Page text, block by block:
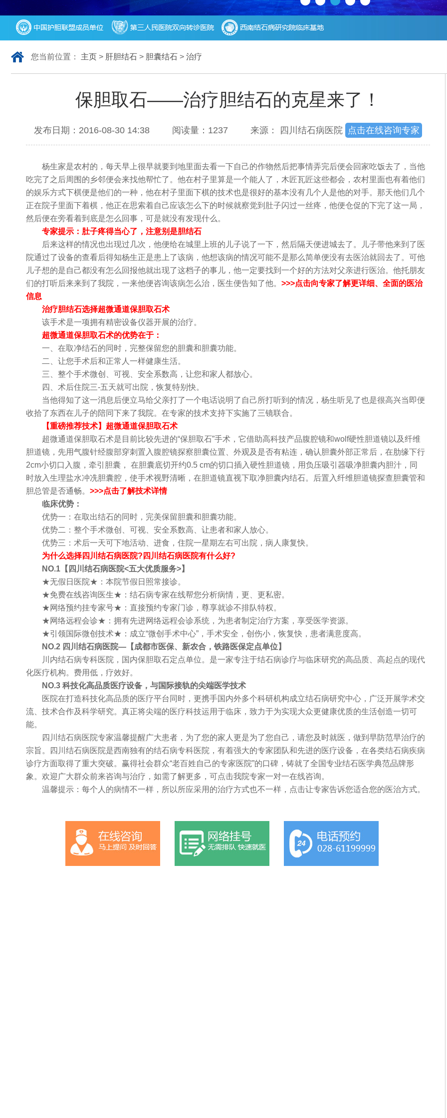
您当前位置： 主页 > 肝胆结石 > 胆囊结石 > 治疗
保胆取石——治疗胆结石的克星来了！
发布日期：2016-08-30 14:38 阅读量：1237 来源： 四川结石病医院 点击在线咨询专家
杨生家是农村的，每天早上很早就要到地里面去看一下自己的作物然后把事情弄完后便会回家吃饭去了，当他
吃完了之后周围的乡邻便会来找他帮忙了。他在村子里算是一个能人了，木匠瓦匠这些都会，农村里面也有着他们
的娱乐方式下棋便是他们的一种，他在村子里面下棋的技术也是很好的基本没有几个人是他的对手。那天他们几个
正在院子里面下着棋，他正在思索着自己应该怎么下的时候就察觉到肚子闪过一丝疼，他便仓促的下完了这一局，
然后便在旁看着到底是怎么回事，可是就没有发现什么。
专家提示：肚子疼得当心了，注意别是胆结石
后来这样的情况也出现过几次，他便给在城里上班的儿子说了一下，然后隔天便进城去了。儿子带他来到了医
院通过了设备的查看后得知杨生正是患上了该病，他想该病的情况可能不是那么简单便没有去医治就回去了。可他
儿子想的是自己都没有怎么回报他就出现了这档子的事儿，他一定要找到一个好的方法对父亲进行医治。他托朋友
们的打听后来来到了我院，一来他便咨询该病怎么治，医生便告知了他。 >>>点击向专家了解更详细、全面的医治
信息
治疗胆结石选择超微通道保胆取石术
该手术是一项拥有精密设备仪器开展的治疗。
超微通道保胆取石术的优势在于：
一、在取净结石的同时，完整保留您的胆囊和胆囊功能。
二、让您手术后和正常人一样健康生活。
三、整个手术微创、可视、安全系数高，让您和家人都放心。
四、术后住院三-五天就可出院，恢复特别快。
当他得知了这一消息后便立马给父亲打了一个电话说明了自己所打听到的情况，杨生听见了也是很高兴当即便
收拾了东西在儿子的陪同下来了我院。在专家的技术支持下实施了三镜联合。
【重磅推荐技术】超微通道保胆取石术
超微通道保胆取石术是目前比较先进的“保胆取石”手术，它借助高科技产品腹腔镜和wolf硬性胆道镜以及纤维
胆道镜，先用气腹针经腹部穿刺置入腹腔镜探察胆囊位置、外观及是否有粘连，确认胆囊外部正常后，在肋缘下行
2cm小切口入腹，牵引胆囊， 在胆囊底切开约0.5 cm的切口插入硬性胆道镜，用负压吸引器吸净胆囊内胆汁，同
时放入生理盐水冲冼胆囊腔，使手术视野清晰，在胆道镜直视下取净胆囊内结石。后置入纤维胆道镜探查胆囊管和
胆总管是否通畅。 >>>点击了解技术详情
临床优势：
优势一：在取出结石的同时，完美保留胆囊和胆囊功能。
优势二：整个手术微创、可视、安全系数高、让患者和家人放心。
优势三：术后一天可下地活动、进食，住院一星期左右可出院，病人康复快。
为什么选择四川结石病医院?四川结石病医院有什么好?
NO.1【四川结石病医院<五大优质服务>】
★无假日医院★：本院节假日照常接诊。
★免费在线咨询医生★：结石病专家在线帮您分析病情，更、更私密。
★网络预约挂专家号★：直接预约专家门诊，尊享就诊不排队特权。
★网络远程会诊★：拥有先进网络远程会诊系统，为患者制定治疗方案，享受医学资源。
★引领国际微创技术★：成立“微创手术中心”，手术安全，创伤小，恢复快，患者满意度高。
NO.2 四川结石病医院—【成都市医保、新农合，铁路医保定点单位】
川内结石病专科医院，国内保胆取石定点单位。是一家专注于结石病诊疗与临床研究的高品质、高起点的现代
化医疗机构。费用低，疗效好。
NO.3 科技化高品质医疗设备，与国际接轨的尖端医学技术
医院在打造科技化高品质的医疗平台同时，更携手国内外多个科研机构成立结石病研究中心，广泛开展学术交
流、技术合作及科学研究。真正将尖端的医疗科技运用于临床，致力于为实现大众更健康优质的生活创造一切可
能。
四川结石病医院专家温馨提醒广大患者，为了您的家人更是为了您自己，请您及时就医，做到早防范早治疗的
宗旨。四川结石病医院是西南独有的结石病专科医院，有着强大的专家团队和先进的医疗设备，在各类结石病疾病
诊疗方面取得了重大突破。赢得社会群众“老百姓自己的专家医院”的口碑，铸就了全国专业结石医学典范品牌形
象。欢迎广大群众前来咨询与治疗，如需了解更多，可点击我院专家一对一在线咨询。
温馨提示：每个人的病情不一样，所以所应采用的治疗方式也不一样，点击让专家告诉您适合您的医治方式。